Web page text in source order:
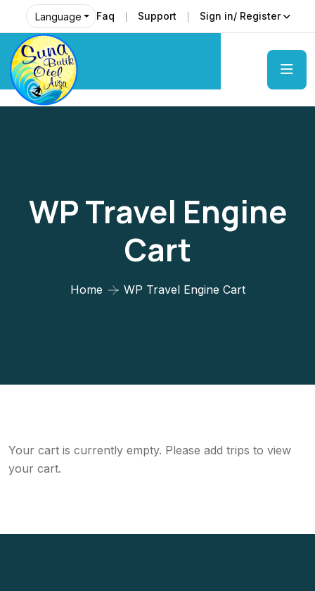
Language Faq Support Sign in/ Register
WP Travel Engine
Cart
Home WP Travel Engine Cart
Your cart is currently empty. Please add trips to view
your cart.